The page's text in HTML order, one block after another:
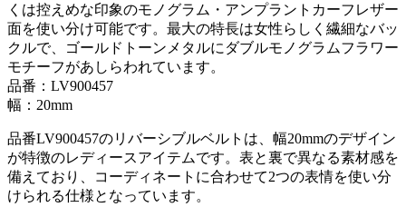
くは控えめな印象のモノグラム・アンプラントカーフレザー
面を使い分け可能です。最大の特長は女性らしく繊細なバッ
クルで、ゴールドトーンメタルにダブルモノグラムフラワー
モチーフがあしらわれています。
品番：LV900457
幅：20mm
品番LV900457のリバーシブルベルトは、幅20mmのデザイン
が特徴のレディースアイテムです。表と裏で異なる素材感を
備えており、コーディネートに合わせて2つの表情を使い分
けられる仕様となっています。